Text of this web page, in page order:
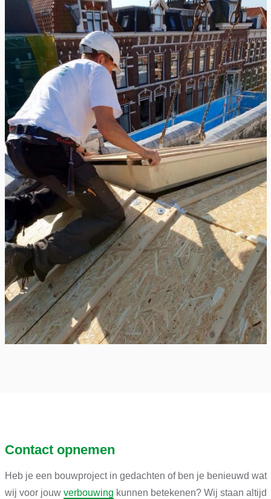
Contact opnemen
Heb je een bouwproject in gedachten of ben je benieuwd wat
wij voor jouw verbouwing kunnen betekenen? Wij staan altijd